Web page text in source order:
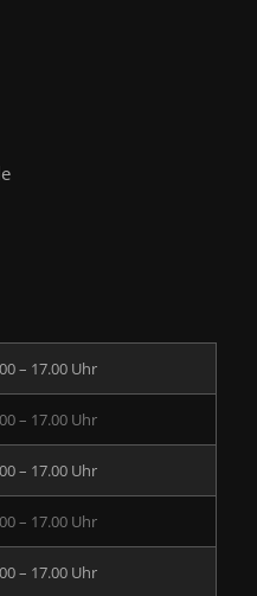
– 17.00 Uhr
– 17.00 Uhr
– 17.00 Uhr
– 17.00 Uhr
– 17.00 Uhr